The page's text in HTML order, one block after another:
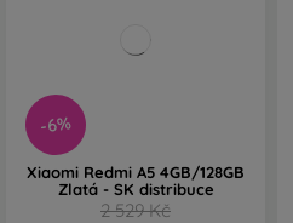
-6%
Xiaomi Redmi A5 4GB/128GB
Zlatá - SK distribuce
2 529 Kč